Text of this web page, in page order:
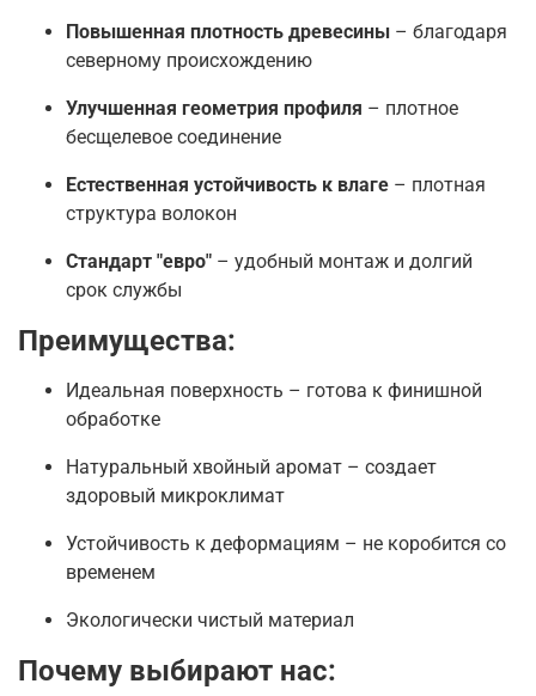
Повышенная плотность древесины – благодаря
северному происхождению
Улучшенная геометрия профиля – плотное
бесщелевое соединение
Естественная устойчивость к влаге – плотная
структура волокон
Стандарт "евро" – удобный монтаж и долгий
срок службы
Преимущества:
Идеальная поверхность – готова к финишной
обработке
Натуральный хвойный аромат – создает
здоровый микроклимат
Устойчивость к деформациям – не коробится со
временем
Экологически чистый материал
Почему выбирают нас: